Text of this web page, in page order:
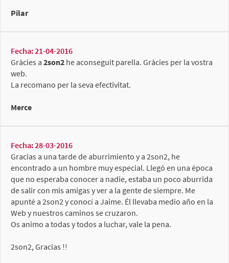
Pilar
Fecha: 21-04-2016
Gràcies a 2son2 he aconseguit parella. Gràcies per la vostra
web.
La recomano per la seva efectivitat.
Merce
Fecha: 28-03-2016
Gracias a una tarde de aburrimiento y a 2son2, he
encontrado a un hombre muy especial. Llegó en una época
que no esperaba conocer a nadie, estaba un poco aburrida
de salir con mis amigas y ver a la gente de siempre. Me
apunté a 2son2 y conocí a Jaime. Él llevaba medio año en la
Web y nuestros caminos se cruzaron.
Os animo a todas y todos a luchar, vale la pena.
2son2, Gracias !!